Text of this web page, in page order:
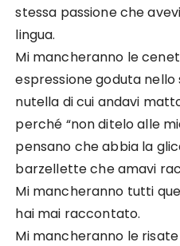
stessa passione che
lingua.
Mi mancheranno le
espressione goduta
nutella di cui andavi
perché “non ditelo alle
pensano che abbia la
barzellette che amavi
Mi mancheranno tutti
hai mai raccontato.
Mi mancheranno le